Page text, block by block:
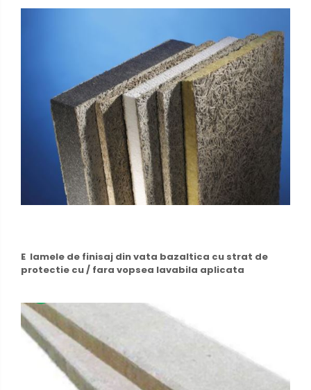
E lamele de finisaj din vata bazaltica cu strat de
protectie cu / fara vopsea lavabila aplicata